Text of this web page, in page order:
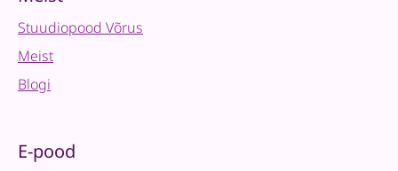
Stuudiopood Võrus
Meist
Blogi
E-pood